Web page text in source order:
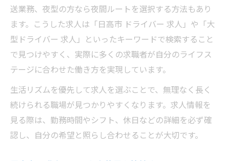
送業務、夜型の方なら夜間ルートを選択する方法もあり
ます。こうした求人は「日高市 ドライバー 求人」や「大
型ドライバー 求人」といったキーワードで検索すること
で見つけやすく、実際に多くの求職者が自分のライフス
テージに合わせた働き方を実現しています。
生活リズムを優先して求人を選ぶことで、無理なく長く
続けられる職場が見つかりやすくなります。求人情報を
見る際は、勤務時間やシフト、休日などの詳細を必ず確
認し、自分の希望と照らし合わせることが大切です。